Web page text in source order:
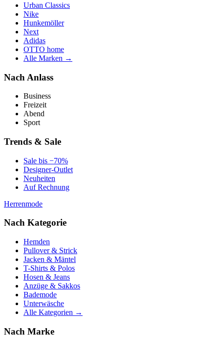
Urban Classics
Nike
Hunkemöller
Next
Adidas
OTTO home
Alle Marken →
Nach Anlass
Business
Freizeit
Abend
Sport
Trends & Sale
Sale bis −70%
Designer-Outlet
Neuheiten
Auf Rechnung
Herrenmode
Nach Kategorie
Hemden
Pullover & Strick
Jacken & Mäntel
T-Shirts & Polos
Hosen & Jeans
Anzüge & Sakkos
Bademode
Unterwäsche
Alle Kategorien →
Nach Marke